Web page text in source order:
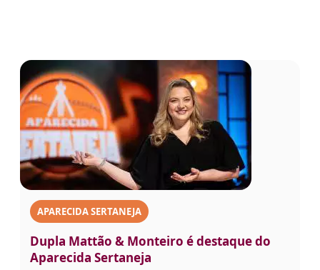
APARECIDA SERTANEJA
Dupla Mattão & Monteiro é destaque do
Aparecida Sertaneja